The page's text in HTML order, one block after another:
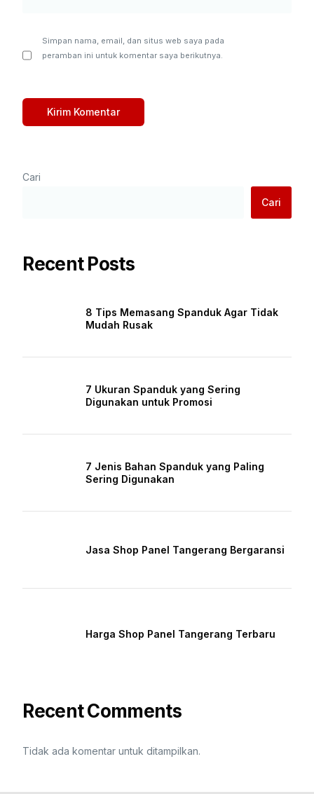
Simpan nama, email, dan situs web saya pada
peramban ini untuk komentar saya berikutnya.
Cari
Cari
Recent Posts
8 Tips Memasang Spanduk Agar Tidak
Mudah Rusak
7 Ukuran Spanduk yang Sering
Digunakan untuk Promosi
7 Jenis Bahan Spanduk yang Paling
Sering Digunakan
Jasa Shop Panel Tangerang Bergaransi
Harga Shop Panel Tangerang Terbaru
Recent Comments
Tidak ada komentar untuk ditampilkan.